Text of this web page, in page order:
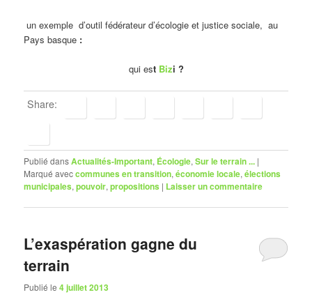
un exemple d’outil fédérateur d’écologie et justice sociale, au
Pays basque :
qui est Bizi ?
Share:
Publié dansActualités-Important, Écologie,Sur le terrain ... |
Marqué aveccommunes en transition,économie locale,élections
municipales,pouvoir,propositions | Laisser un commentaire
L’exaspération gagne du
terrain
Publié le4 juillet 2013